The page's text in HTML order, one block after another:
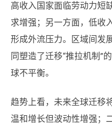
高收入国家面临劳动力短
求增强；另一方面，低收
形成外流压力。区域间发
同塑造了迁移“推拉机制”
球不平衡。
趋势上看，未来全球迁移
温和增长但波动性增强；